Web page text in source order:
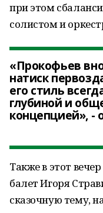
при этом
солистом и
«Прокофьев
натиск
его стиль
глубиной и
концепцией», -
Также в этот
балет Игоря
сказочную тему,